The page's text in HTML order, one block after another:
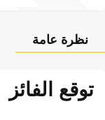
نظرة عامة
توقع الفائز